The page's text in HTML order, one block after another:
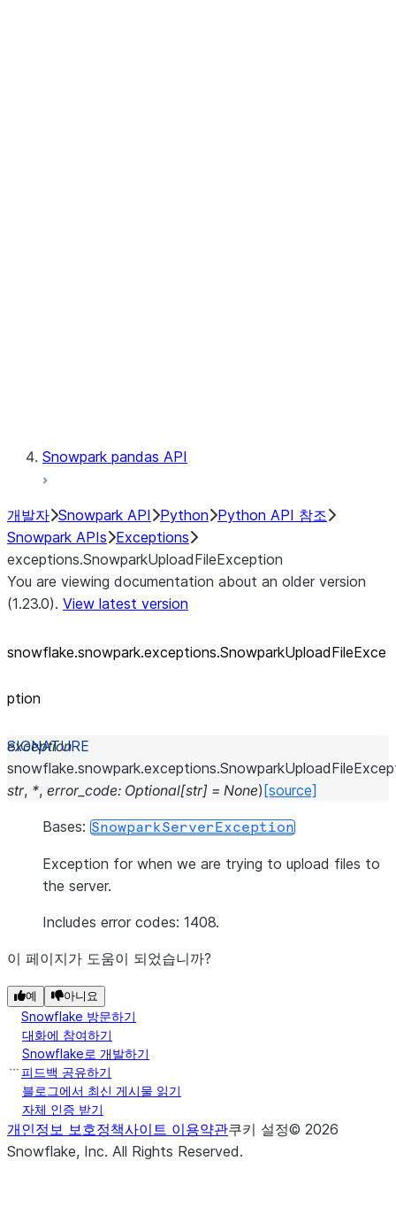
Snowpark pandas API
개발자 Snowpark API Python Python API 참조
Snowpark APIs Exceptions
exceptions.SnowparkUploadFileException
You are viewing documentation about an older version
(1.23.0). View latest version
snowflake.snowpark.exceptions.SnowparkUploadFileExce
ption
exception
snowflake.snowpark.exceptions.
str, *, error_code: Optional[str] = None) [source]
Bases: SnowparkServerException
Exception for when we are trying to upload files to
the server.
Includes error codes: 1408.
이 페이지가 도움이 되었습니까?
예 아니요
Snowflake 방문하기
대화에 참여하기
Snowflake로 개발하기
피드백 공유하기
블로그에서 최신 게시물 읽기
자체 인증 받기
개인정보 보호정책사이트 이용약관쿠키 설정© 2026
Snowflake, Inc. All Rights Reserved.